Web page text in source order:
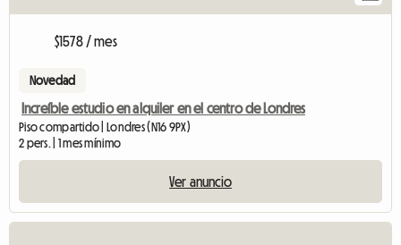
$1578 / mes
Novedad
Increíble estudio en alquiler en el centro de Londres
Piso compartido | Londres (N16 9PX)
2 pers. | 1 mes mínimo
Ver anuncio